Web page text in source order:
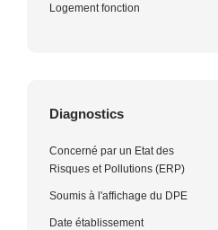
Logement fonction
Diagnostics
Concerné par un Etat des
Risques et Pollutions (ERP)
Soumis à l'affichage du DPE
Date établissement